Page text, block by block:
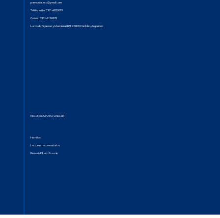
parroquiaurca@gmail.com
Teléfono fijo: 0351-4820015
Celular: 0351-2126276
Lucas de Figueroa y Mendoza 879, X5009 Córdoba, Argentina
RECURSOS PARA CRECER
Homilías
Lecturas recomendadas
Rezo del Santo Rosario